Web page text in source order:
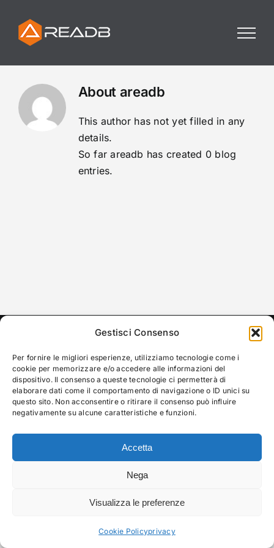
Gestisci Consenso
Per fornire le migliori esperienze, utilizziamo tecnologie come i
cookie per memorizzare e/o accedere alle informazioni del
dispositivo. Il consenso a queste tecnologie ci permetterà di
elaborare dati come il comportamento di navigazione o ID unici su
questo sito. Non acconsentire o ritirare il consenso può influire
negativamente su alcune caratteristiche e funzioni.
Accetta
Nega
Visualizza le preferenze
Cookie Policyprivacy
content
About areadb
This author has not yet filled in any
details.
So far areadb has created 0 blog
entries.
AREA DB di Borsato Daniele - Via Bosco, 306 36012 Asiago
info@areadb.it - p.iva: 03053320242
Informativa Privacy| Cookie Policy